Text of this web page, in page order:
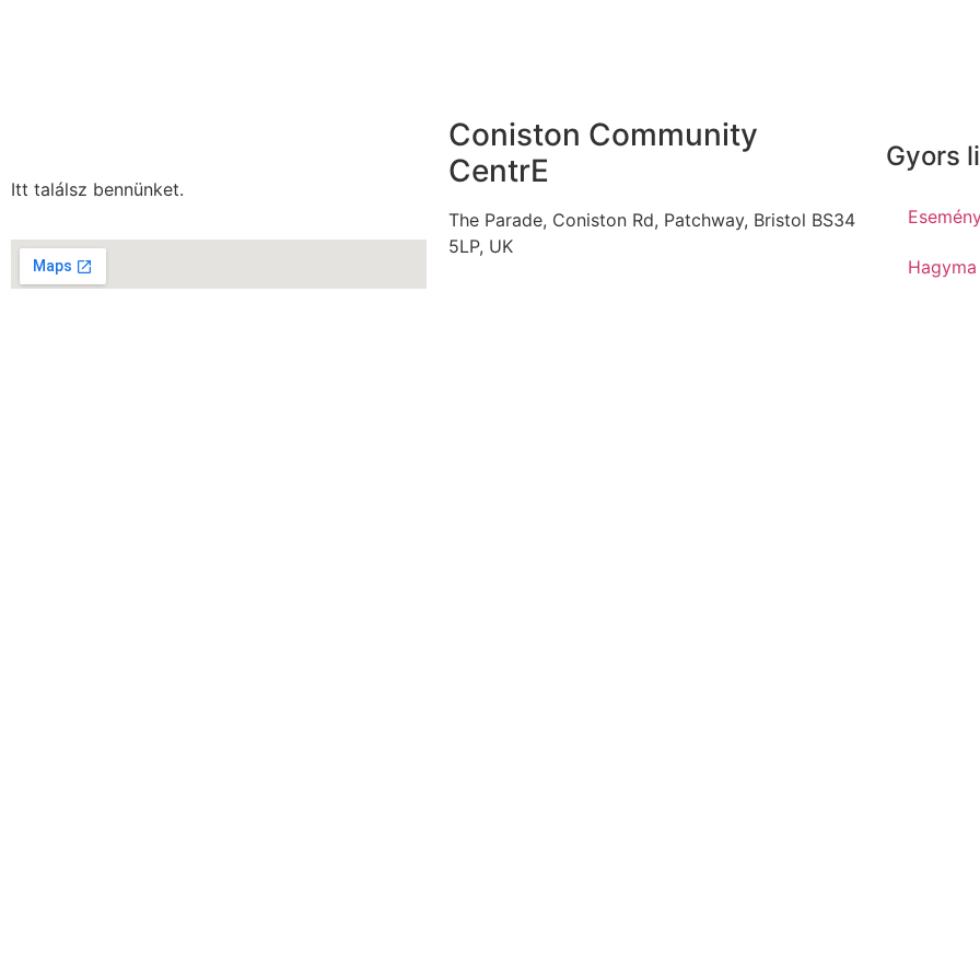
Itt találsz bennünket.
Coniston Community
CentrE
The Parade, Coniston Rd, Patchway, Bristol BS34
5LP, UK
Gyors
Hagyma